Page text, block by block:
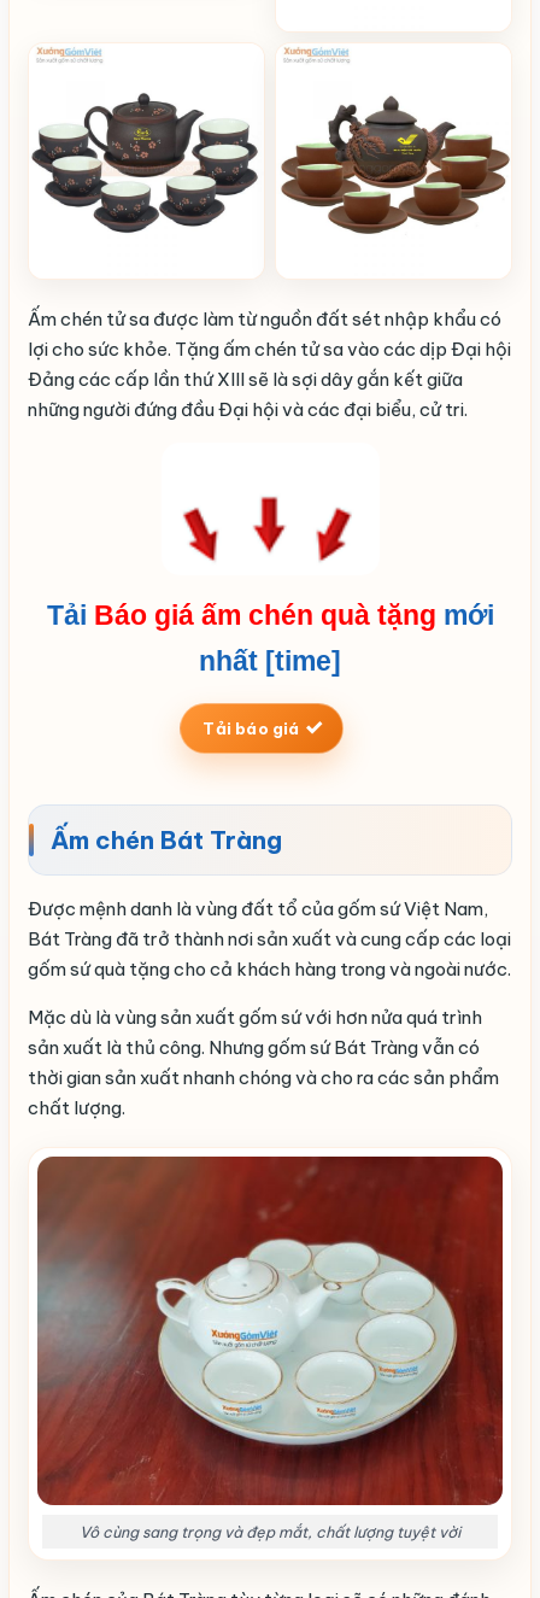
Ấm chén tử sa được làm từ nguồn đất sét nhập khẩu có
lợi cho sức khỏe. Tặng ấm chén tử sa vào các dịp Đại hội
Đảng các cấp lần thứ XIII sẽ là sợi dây gắn kết giữa
những người đứng đầu Đại hội và các đại biểu, cử tri.
Tải Báo giá ấm chén quà tặng mới
nhất [time]
Tải báo giá
Ấm chén Bát Tràng
Được mệnh danh là vùng đất tổ của gốm sứ Việt Nam,
Bát Tràng đã trở thành nơi sản xuất và cung cấp các loại
gốm sứ quà tặng cho cả khách hàng trong và ngoài nước.
Mặc dù là vùng sản xuất gốm sứ với hơn nửa quá trình
sản xuất là thủ công. Nhưng gốm sứ Bát Tràng vẫn có
thời gian sản xuất nhanh chóng và cho ra các sản phẩm
chất lượng.
Vô cùng sang trọng và đẹp mắt, chất lượng tuyệt vời